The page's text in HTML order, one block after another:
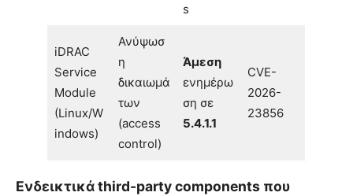
s
iDRAC
Service
Module
(Linux/W
indows)
Ανύψωσ
η
δικαιωμά
των
(access
control)
Άμεση
ενημέρω
ση σε
5.4.1.1
CVE-
2026-
23856
Ενδεικτικά third-party components που